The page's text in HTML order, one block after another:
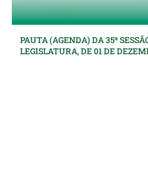
PAUTA (AGENDA) DA 35ª
LEGISLATURA, DE 01 DE